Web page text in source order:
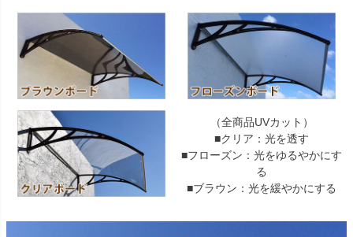
（全商品UVカット）
■クリア：光を透す
■フローズン：光をゆるやかにす
る
■ブラウン：光を緩やかにする